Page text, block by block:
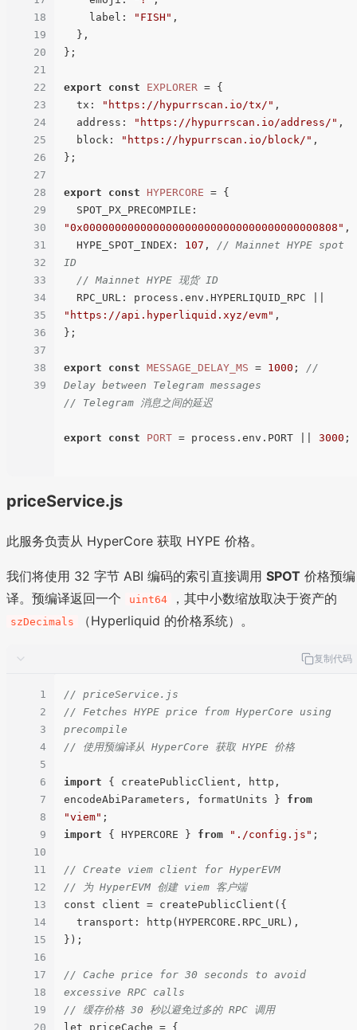
18
19
20
21
22
23
24
25
26
27
28
29
30
31
32
33
34
35
36
37
38
39
label : "FISH" ,
};
export const EXPLORER = {
tx : "https://hypurrscan.io/tx/" ,
address : "https://hypurrscan.io/address/" ,
block : "https://hypurrscan.io/block/" ,
};
export const HYPERCORE = {
SPOT_PX_PRECOMPILE
"0x0000000000000000000000000000000000000808" ,
HYPE_SPOT_INDEX : 107 , // Mainnet HYPE spot
ID
// Mainnet HYPE 现货 ID
RPC_URL : process. env . HYPERLIQUID_RPC
"https://api.hyperliquid.xyz/evm" ,
};
export const MESSAGE_DELAY_MS = 1000 ; //
Delay between Telegram messages
// Telegram 消息之间的延迟
export const PORT = process. env . PORT 3000 ;
priceService.js
此服务负责从 HyperCore 获取 HYPE 价格。
我们将使用 32 字节 ABI 编码的索引直接调用 SPOT 价格预编
译。预编译返回一个
uint64 ，其中小数缩放取决于资产的
szDecimals （Hyperliquid 的价格系统）。
复制代码
1
2
3
4
5
6
7
8
9
10
11
12
13
14
15
16
17
18
19
20
// priceService.js
// Fetches HYPE price from HyperCore using
precompile
// 使用预编译从 HyperCore 获取 HYPE 价格
import { createPublicClient, http,
encodeAbiParameters, formatUnits } from
"viem"
import { HYPERCORE } from "./config.js" ;
// Create viem client for HyperEVM
// 为 HyperEVM 创建 viem 客户端
const client = createPublicClient({
});
// Cache price for 30 seconds to avoid
excessive RPC calls
// 缓存价格 30 秒以避免过多的 RPC 调用
let priceCache = {